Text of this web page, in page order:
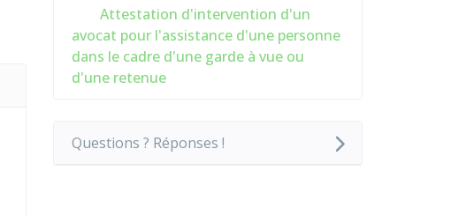
Attestation d'intervention d'un
avocat pour l'assistance d'une personne
dans le cadre d'une garde à vue ou
d'une retenue
Questions ? Réponses !